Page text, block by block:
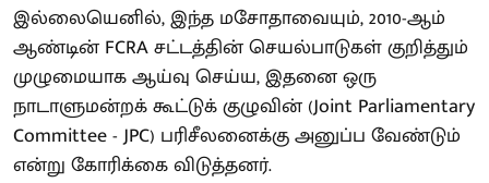
இல்லையெனில், இந்த மசோதாவையும், 2010-ஆம்
ஆண்டின் FCRA சட்டத்தின் செயல்பாடுகள் குறித்தும்
முழுமையாக ஆய்வு செய்ய, இதனை ஒரு
நாடாளுமன்றக் கூட்டுக் குழுவின் (Joint Parliamentary
Committee - JPC) பரிசீலனைக்கு அனுப்ப வேண்டும்
என்று கோரிக்கை விடுத்தனர்.